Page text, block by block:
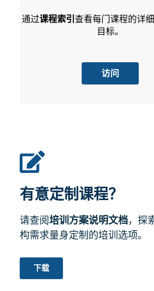
通过课程索引 查看每门课程的详
目标。
访问
有意定制课程？
请查阅培训方案说明文档，探
构需求量身定制的培训选项。
下载